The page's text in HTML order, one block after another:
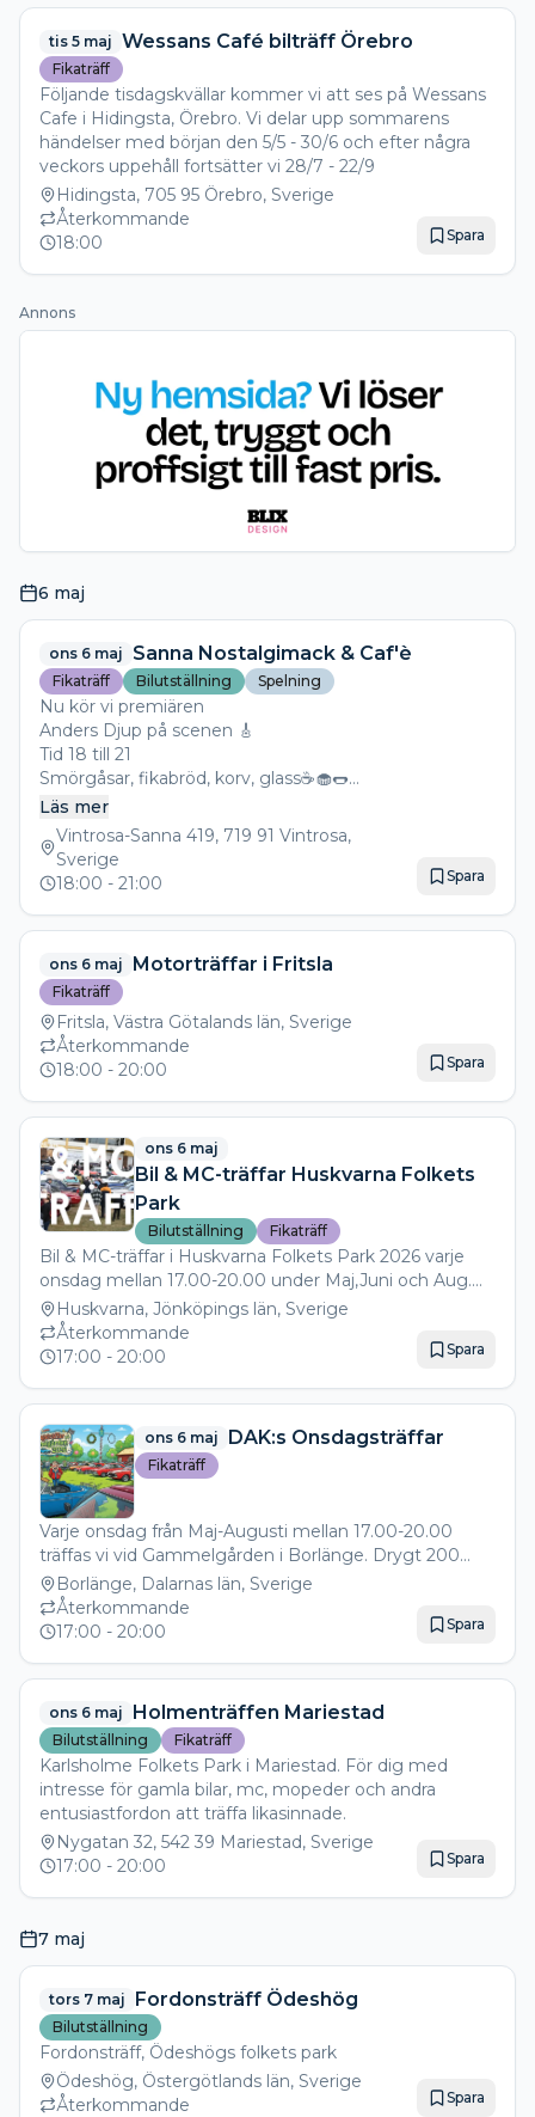
tis 5 maj Wessans Café bilträff Örebro
Fikaträff
Följande tisdagskvällar kommer vi att ses på Wessans
Cafe i Hidingsta, Örebro. Vi delar upp sommarens
händelser med början den 5/5 - 30/6 och efter några
veckors uppehåll fortsätter vi 28/7 - 22/9
Hidingsta, 705 95 Örebro, Sverige
Återkommande
18:00
Spara
Annons
6 maj
ons 6 maj Sanna Nostalgimack & Caf'è
Fikaträff Bilutställning Spelning
Nu kör vi premiären
Anders Djup på scenen 🎸
Tid 18 till 21
Smörgåsar, fikabröd, korv, glass☕️🧁🌭
Swap Meet för er säljsugna!
Välkomna
Läs mer
Vintrosa-Sanna 419, 719 91 Vintrosa,
Sverige
18:00 - 21:00 Spara
ons 6 maj Motorträffar i Fritsla
Fikaträff
Fritsla, Västra Götalands län, Sverige
Återkommande
18:00 - 20:00 Spara
ons 6 maj
Bil & MC-träffar Huskvarna Folkets
Park
Bilutställning Fikaträff
Bil & MC-träffar i Huskvarna Folkets Park 2026 varje
onsdag mellan 17.00-20.00 under Maj,Juni och Aug.
Juli är det semesterstängt.
Huskvarna, Jönköpings län, Sverige
Återkommande
17:00 - 20:00 Spara
ons 6 maj DAK:s Onsdagsträffar
Fikaträff
Varje onsdag från Maj-Augusti mellan 17.00-20.00
träffas vi vid Gammelgården i Borlänge. Drygt 200
fordon brukar dyka upp och här brukar man kunna
beskåda allt från topprenoverade 30-talare till nyare
sportbilar. Givetvis håller Caféet öppet och servera bl.a.
Borlänge, Dalarnas län, Sverige
Återkommande
17:00 - 20:00 Spara
ons 6 maj Holmenträffen Mariestad
Bilutställning Fikaträff
Karlsholme Folkets Park i Mariestad. För dig med
intresse för gamla bilar, mc, mopeder och andra
entusiastfordon att träffa likasinnade.
Nygatan 32, 542 39 Mariestad, Sverige
17:00 - 20:00 Spara
7 maj
tors 7 maj Fordonsträff Ödeshög
Bilutställning
Fordonsträff, Ödeshögs folkets park
Ödeshög, Östergötlands län, Sverige
Återkommande
Spara